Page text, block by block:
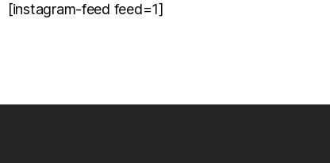
[instagram-feed feed=1]